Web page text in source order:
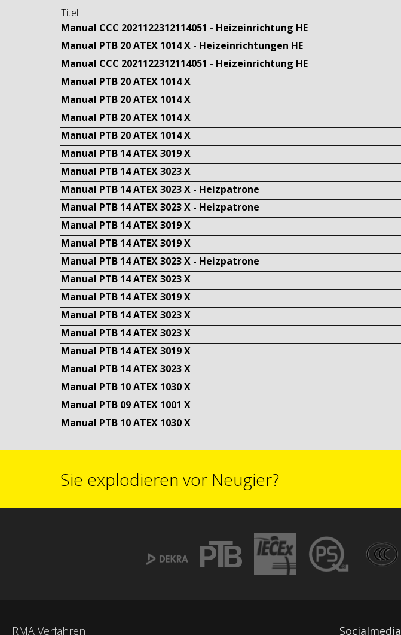
Titel
Manual CCC 2021122312114051 - Heizeinrichtung HE
Manual PTB 20 ATEX 1014 X - Heizeinrichtungen HE
Manual CCC 2021122312114051 - Heizeinrichtung HE
Manual PTB 20 ATEX 1014 X
Manual PTB 20 ATEX 1014 X
Manual PTB 20 ATEX 1014 X
Manual PTB 20 ATEX 1014 X
Manual PTB 14 ATEX 3019 X
Manual PTB 14 ATEX 3023 X
Manual PTB 14 ATEX 3023 X - Heizpatrone
Manual PTB 14 ATEX 3023 X - Heizpatrone
Manual PTB 14 ATEX 3019 X
Manual PTB 14 ATEX 3019 X
Manual PTB 14 ATEX 3023 X - Heizpatrone
Manual PTB 14 ATEX 3023 X
Manual PTB 14 ATEX 3019 X
Manual PTB 14 ATEX 3023 X
Manual PTB 14 ATEX 3023 X
Manual PTB 14 ATEX 3019 X
Manual PTB 14 ATEX 3023 X
Manual PTB 10 ATEX 1030 X
Manual PTB 09 ATEX 1001 X
Manual PTB 10 ATEX 1030 X
Sie explodieren vor Neugier?
RMA Verfahren Socialmedia